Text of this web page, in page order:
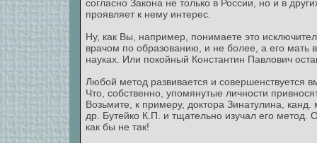
согласно Закона не только в России, но и в
проявляет к нему интерес.
Ну, как Вы, например, понимаете это
врачом по образованию, и не более, а его мать
науках. Или покойный Константин Павлович
Любой метод развивается и совершенствуется
Что, собственно, упомянутые личности
Возьмите, к примеру, доктора Зинатулина,
др. Бутейко К.П. и тщательно изучал его метод.
как бы не так!